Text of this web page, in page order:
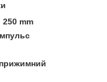
250 mm